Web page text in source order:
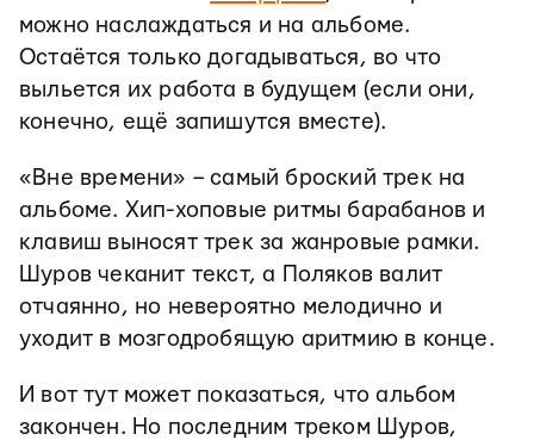
можно наслаждаться и на альбоме.
Остаётся только догадываться, во что
выльется их работа в будущем (если они,
конечно, ещё запишутся вместе).
«Вне времени» – самый броский трек на
альбоме. Хип-хоповые ритмы барабанов и
клавиш выносят трек за жанровые рамки.
Шуров чеканит текст, а Поляков валит
отчаянно, но невероятно мелодично и
уходит в мозгодробящую аритмию в конце.
И вот тут может показаться, что альбом
закончен. Но последним треком Шуров,